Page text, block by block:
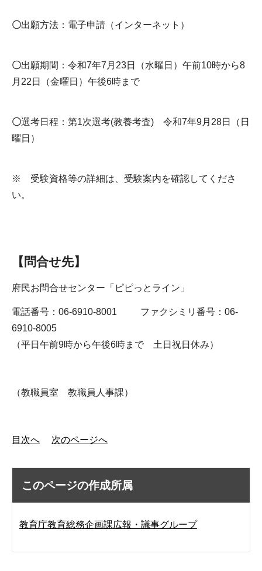
〇出願方法：電子申請（インターネット）
〇出願期間：令和7年7月23日（水曜日）午前10時から8
月22日（金曜日）午後6時まで
〇選考日程：第1次選考(教養考査) 令和7年9月28日（日
曜日）
※ 受験資格等の詳細は、受験案内を確認してくださ
い。
【問合せ先】
府民お問合せセンター「ピピっとライン」
電話番号：06-6910-8001 ファクシミリ番号：06-
6910-8005
（平日午前9時から午後6時まで 土日祝日休み）
（教職員室 教職員人事課）
目次へ 次のページへ
このページの作成所属
教育庁教育総務企画課広報・議事グループ